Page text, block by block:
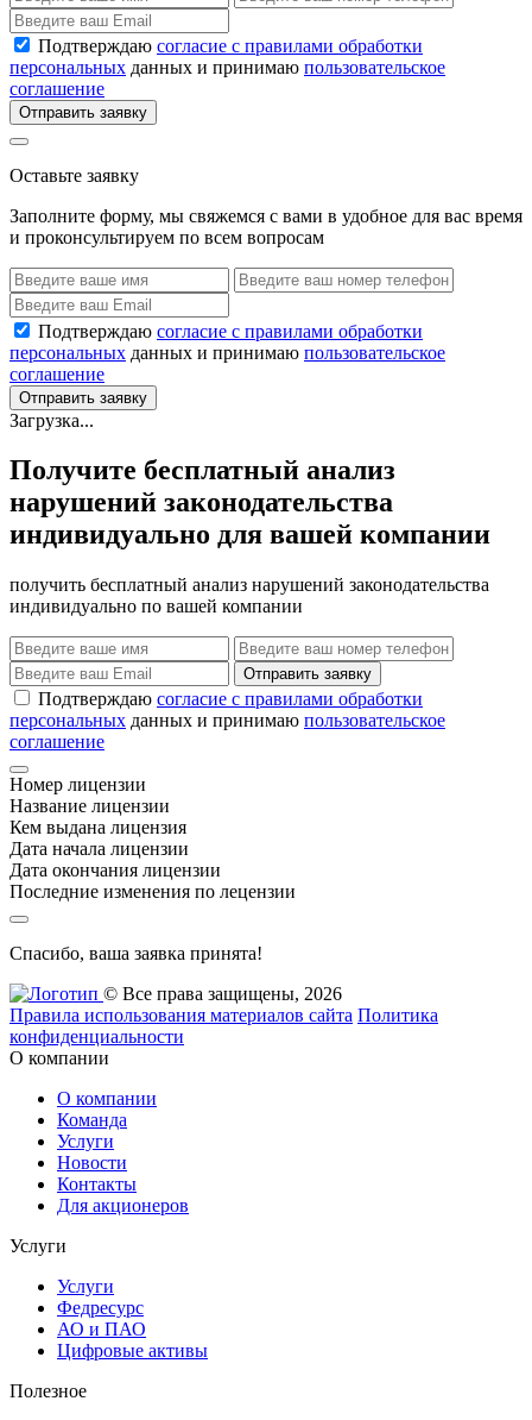
Подтверждаю согласие с правилами обработки
персональных данных и принимаю пользовательское
соглашение
Отправить заявку
Оставьте заявку
Заполните форму, мы свяжемся с вами в удобное для вас время
и проконсультируем по всем вопросам
Подтверждаю согласие с правилами обработки
персональных данных и принимаю пользовательское
соглашение
Отправить заявку
Загрузка...
Получите бесплатный анализ
нарушений законодательства
индивидуально для вашей компании
получить бесплатный анализ нарушений законодательства
индивидуально по вашей компании
Отправить заявку
Подтверждаю согласие с правилами обработки
персональных данных и принимаю пользовательское
соглашение
Номер лицензии
Название лицензии
Кем выдана лицензия
Дата начала лицензии
Дата окончания лицензии
Последние изменения по лецензии
Спасибо, ваша заявка принята!
© Все права защищены, 2026
Правила использования материалов сайта Политика
конфиденциальности
О компании
О компании
Команда
Услуги
Новости
Контакты
Для акционеров
Услуги
Услуги
Федресурс
АО и ПАО
Цифровые активы
Полезное